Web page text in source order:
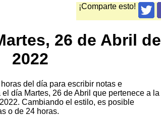
¡Comparte esto!
26 de Abril de
2022
del día para escribir notas e
día Martes, 26 de Abril que pertenece a la
Cambiando el estilo, es posible
o de 24 horas.